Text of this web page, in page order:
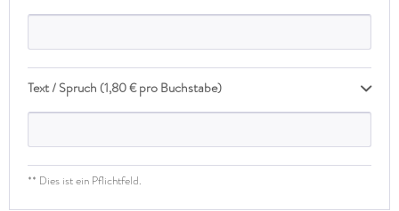
Text / Spruch (1,80 € pro Buchstabe)
** Dies ist ein Pflichtfeld.